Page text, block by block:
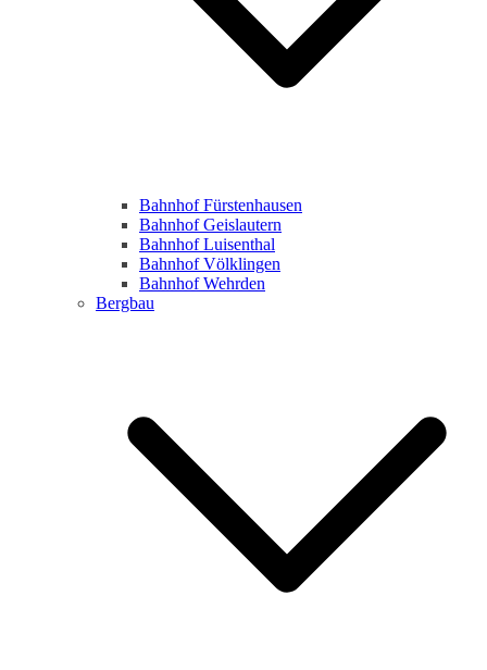
Bahnhof Fürstenhausen
Bahnhof Geislautern
Bahnhof Luisenthal
Bahnhof Völklingen
Bahnhof Wehrden
Bergbau